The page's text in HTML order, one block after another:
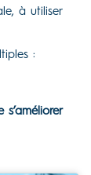
à utiliser
: